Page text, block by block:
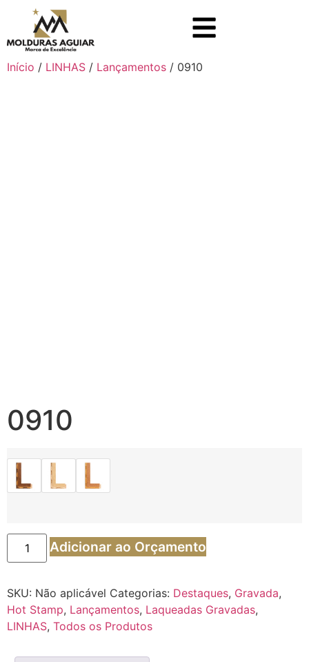
Início / LINHAS / Lançamentos / 0910
0910
Adicionar ao Orçamento
SKU: Não aplicável Categorias: Destaques, Gravada,
Hot Stamp, Lançamentos, Laqueadas Gravadas,
LINHAS, Todos os Produtos